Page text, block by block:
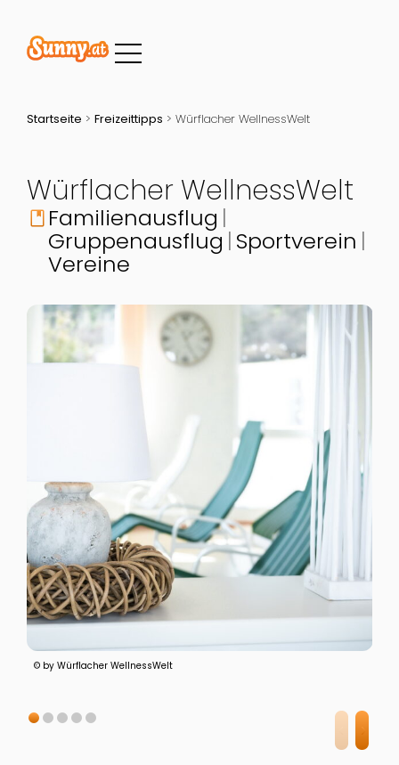
Startseite > Freizeittipps > Würflacher WellnessWelt
Würflacher WellnessWelt
book Familienausflug
Gruppenausflug Sportverein
Vereine
© by Würflacher WellnessWelt